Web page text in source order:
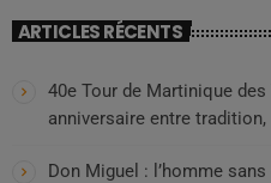
ARTICLES RÉCENTS
40e Tour de Martinique
anniversaire entre
Don Miguel : l’homme